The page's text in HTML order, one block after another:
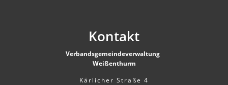
Kontakt
Verbandsgemeindeverwaltung
Weißenthurm
Kärlicher Straße 4